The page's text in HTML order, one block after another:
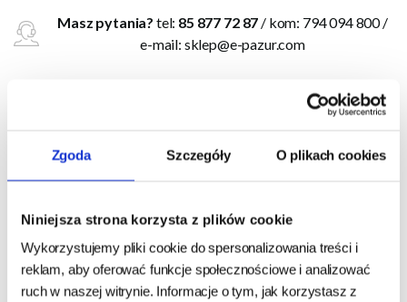
Zgoda Szczegóły O plikach cookies
Niniejsza strona korzysta z plików cookie
Wykorzystujemy pliki cookie do spersonalizowania treści i
reklam, aby oferować funkcje społecznościowe i analizować
ruch w naszej witrynie. Informacje o tym, jak korzystasz z
Masz pytania? tel: 85 877 72 87 / kom: 794 094 800 /
e-mail: sklep@e-pazur.com
dla chomika z motywem chomika, różne
odpowiednia do wody lub karmy
łatwa w utrzymaniu czystości
średnica 8cm
Kolor wysyłany losowo!